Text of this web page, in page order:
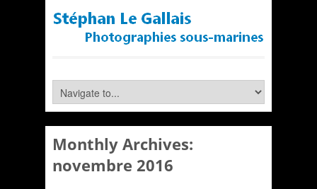
Monthly Archives:
novembre 2016